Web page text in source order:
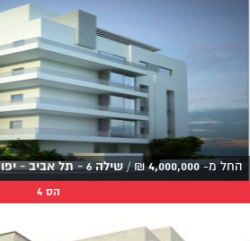
החל מ-4,000,000
₪
/שילה 6 - תל אביב - יפו
הס 4